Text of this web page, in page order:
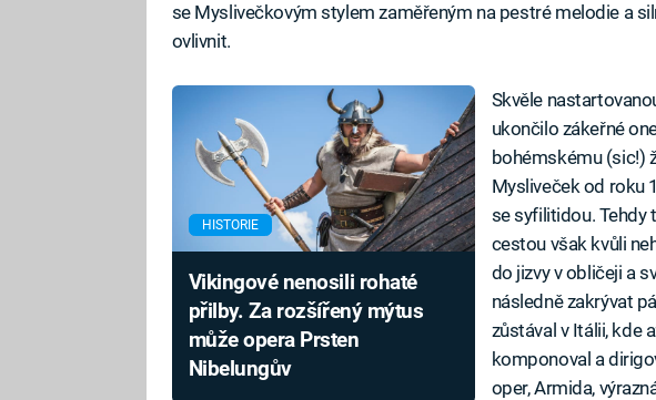
se Myslivečkovým stylem zaměřeným na pestré melodie a
ovlivnit.
HISTORIE
Vikingové nenosili rohaté
přilby. Za rozšířený mýtus
může opera Prsten
Nibelungův
Skvěle
ukončilo zákeřné
bohémskému (sic!)
Mysliveček od roku
se syfilitidou. Tehdy
cestou však kvůli
do jizvy v obličeji a
následně zakrývat
zůstával v Itálii, kde
komponoval a
oper, Armida,